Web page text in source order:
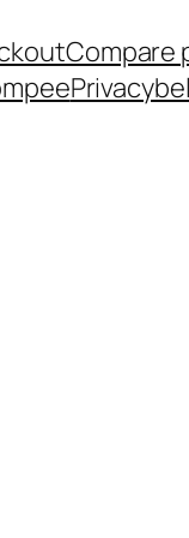
Compare